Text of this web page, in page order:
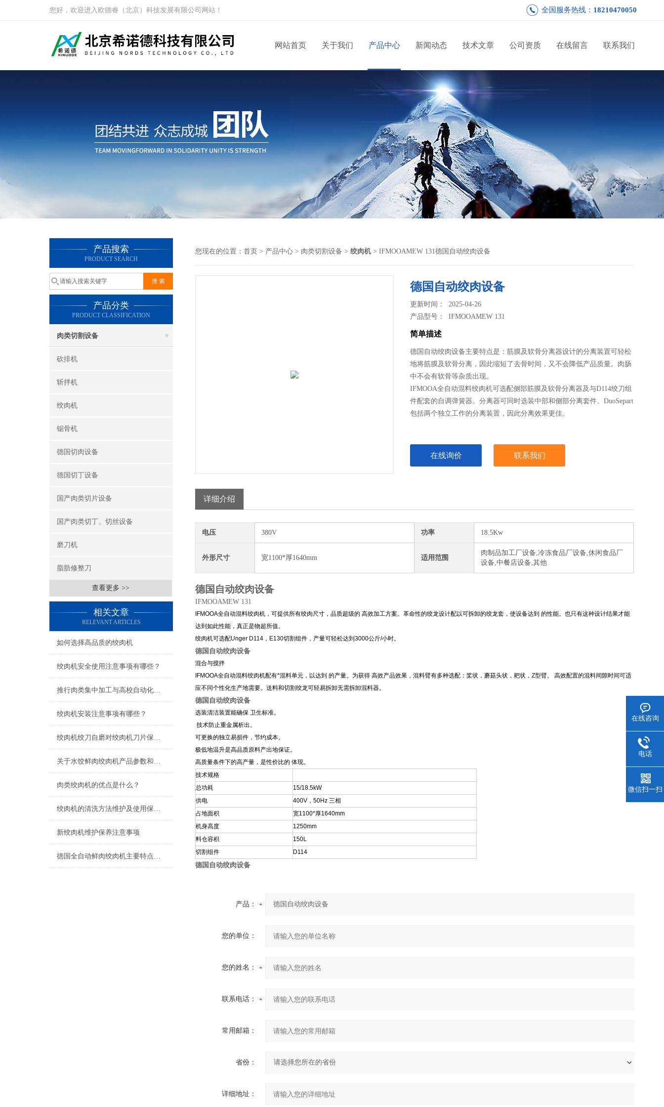
您好，欢迎进入欧德睿（北京）科技发展有限公司网站！ 全国服务热线： 18210470050
网站首页 关于我们 产品中心 新闻动态 技术文章 公司资质 在线留言 联系我们
产品搜索
PRODUCT SEARCH
产品分类
PRODUCT CLASSIFICATION
肉类切割设备
砍排机
斩拌机
绞肉机
锯骨机
德国切肉设备
德国切丁设备
国产肉类切片设备
国产肉类切丁、切丝设备
磨刀机
脂肪修整刀
查看更多 >>
相关文章
RELEVANT ARTICLES
如何选择高品质的绞肉机
绞肉机安全使用注意事项有哪些？
推行肉类集中加工与高校自动化加工的必要性
绞肉机安装注意事项有哪些？
绞肉机绞刀自磨对绞肉机刀片保养的重要性有哪些？
关于水饺鲜肉绞肉机产品参数和产品优势
肉类绞肉机的优点是什么？
绞肉机的清洗方法维护及使用保养注意事项
新绞肉机维护保养注意事项
德国全自动鲜肉绞肉机主要特点是什么？
您现在的位置： 首页 > 产品中心 > 肉类切割设备 > 绞肉机> IFMOOAMEW 131德国自动绞肉设备
德国自动绞肉设备
更新时间： 2025-04-26
产品型号：IFMOOAMEW 131
简单描述
德国自动绞肉设备主要特点是：筋膜及软骨分离器设计的分离装置可轻松
地将筋膜及软骨分离，因此缩短了去骨时间，又不会降低产品质量。肉肠
中不会有软骨等杂质出现。
IFMOOA全自动混料绞肉机可选配侧部筋膜及软骨分离器及与D114绞刀组
件配套的自调弹簧器。分离器可同时选装中部和侧部分离套件。DuoSepart
包括两个独立工作的分离装置，因此分离效果更佳。
在线询价 联系我们
详细介绍
电压 380V 功率 18.5Kw
外形尺寸 宽1100*厚1640mm 适用范围
肉制品加工厂设备,冷冻食品厂设备,休闲食品厂
设备,中餐店设备,其他
德国自动绞肉设备
IFMOOAMEW 131
IFMOOA全自动混料绞肉机，可提供所有绞肉尺寸，品质超级的 高效加工方案。革命性的绞龙设计配以可拆卸的绞龙套，使设备达到 的性能。也只有这种设计结果才能
达到如此性能，真正是物超所值。
绞肉机可选配Unger D114，E130切割组件，产量可轻松达到3000公斤/小时。
德国自动绞肉设备
混合与搅拌
IFMOOA全自动混料绞肉机配有*混料单元，以达到 的产量。为获得 高效产品效果，混料臂有多种选配：桨状，蘑菇头状，耙状，Z型臂。 高效配置的混料间隙时间可适
应不同个性化生产地需要。送料和切割绞龙可轻易拆卸无需拆卸混料器。
德国自动绞肉设备
选装清洁装置能确保 卫生标准。
技术防止重金属析出。
可更换的独立易损件，节约成本。
极低地温升是高品质原料产出地保证。
高质量条件下的高产量，是性价比的 体现。
技术规格
总功耗
15/18.5kW
供电
400V ，50Hz 三相
占地面积
宽1100*厚1640mm
机身高度
1250mm
料仓容积
150L
切割组件
D114
德国自动绞肉设备
产品：
您的单位：
您的姓名：
联系电话：
常用邮箱：
省份：
详细地址：
在线咨询
电话
微信扫一扫